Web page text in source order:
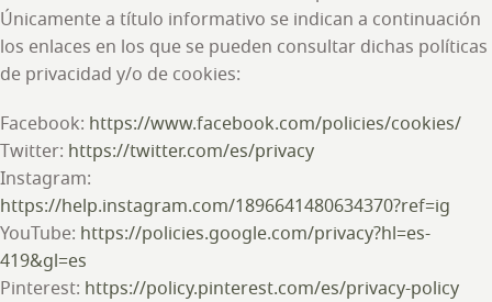
Únicamente a título informativo se indican a continuación
los enlaces en los que se pueden consultar dichas políticas
de privacidad y/o de cookies:
Facebook: https://www.facebook.com/policies/cookies/
Twitter: https://twitter.com/es/privacy
Instagram:
https://help.instagram.com/1896641480634370?ref=ig
YouTube: https://policies.google.com/privacy?hl=es-
419&gl=es
Pinterest: https://policy.pinterest.com/es/privacy-policy